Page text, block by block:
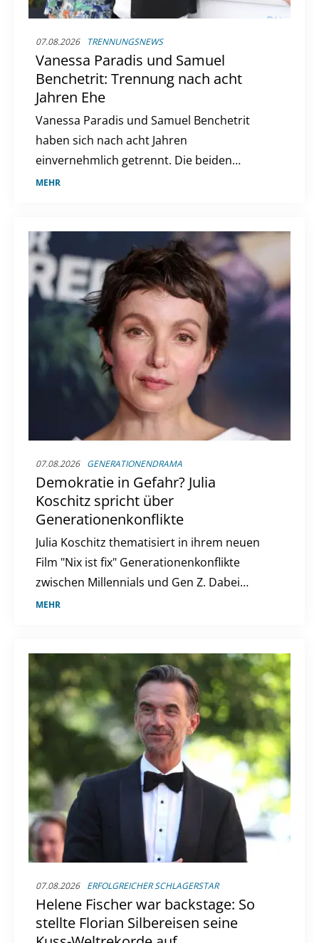
07.08.2026 TRENNUNGSNEWS
Vanessa Paradis und Samuel
Benchetrit: Trennung nach acht
Jahren Ehe
Vanessa Paradis und Samuel Benchetrit
haben sich nach acht Jahren
einvernehmlich getrennt. Die beiden
lernten sich 2016 kennen und heirateten
MEHR
07.08.2026 GENERATIONENDRAMA
Demokratie in Gefahr? Julia
Koschitz spricht über
Generationenkonflikte
Julia Koschitz thematisiert in ihrem neuen
Film "Nix ist fix" Generationenkonflikte
zwischen Millennials und Gen Z. Dabei
werden aktuelle gesellschaftliche und
MEHR
07.08.2026 ERFOLGREICHER SCHLAGERSTAR
Helene Fischer war backstage: So
stellte Florian Silbereisen seine